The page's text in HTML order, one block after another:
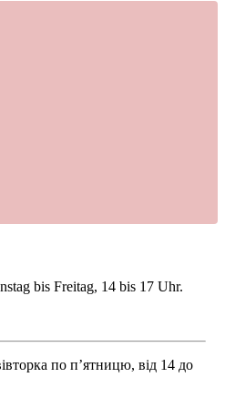
bis Freitag, 14 bis 17 Uhr.
по п’ятницю, від 14 до